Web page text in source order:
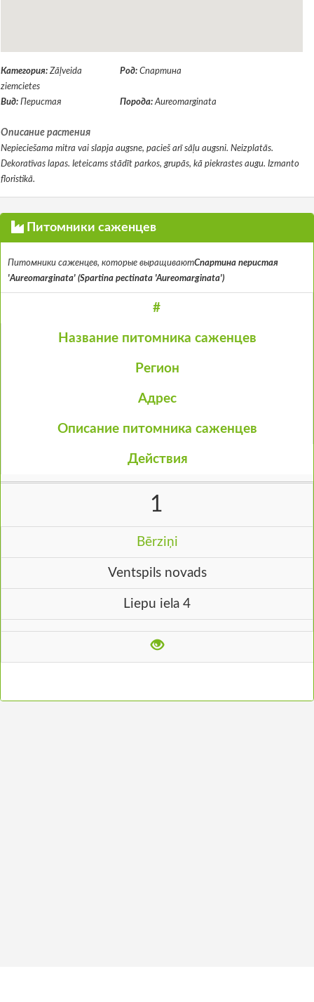
Категория: Zāļveida
ziemcietes
Род: Спартина
Вид: Перистая Порода: Aureomarginata
Описание растения
Nepieciešama mitra vai slapja augsne, pacieš arī sāļu augsni. Neizplatās.
Dekoratīvas lapas. Ieteicams stādīt parkos, grupās, kā piekrastes augu. Izmanto
floristikā.
Питомники саженцев
Питомники саженцев, которые выращиваютСпартина перистая
'Aureomarginata' (Spartina pectinata 'Aureomarginata')
#
Название питомника саженцев
Регион
Адрес
Описание питомника саженцев
Действия
1
Bērziņi
Ventspils novads
Liepu iela 4